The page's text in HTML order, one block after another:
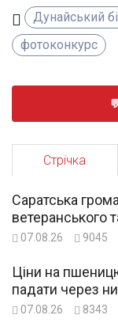
Дунайський
фотоконкурс
Стрічка
Саратська
ветеранського
07.08.26 9045
Ціни на
падати через
07.08.26 8343